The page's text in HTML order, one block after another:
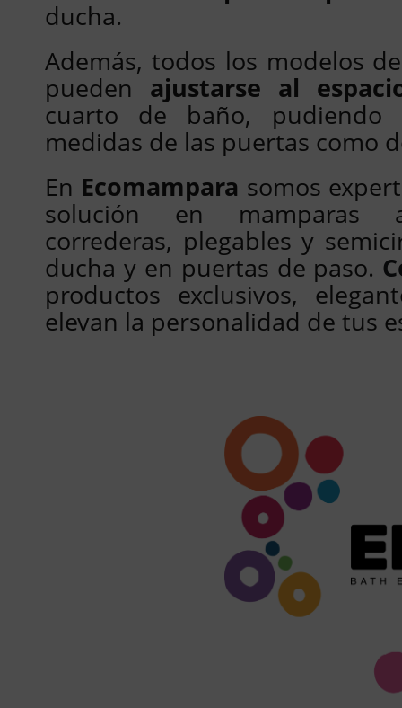
ducha.
Además, todos los modelos
pueden ajustarse al
cuarto de baño, pudiendo
medidas de las puertas como
En Ecomampara somos
solución en mamparas
correderas, plegables y
ducha y en puertas de paso.
productos exclusivos,
elevan la personalidad de tus